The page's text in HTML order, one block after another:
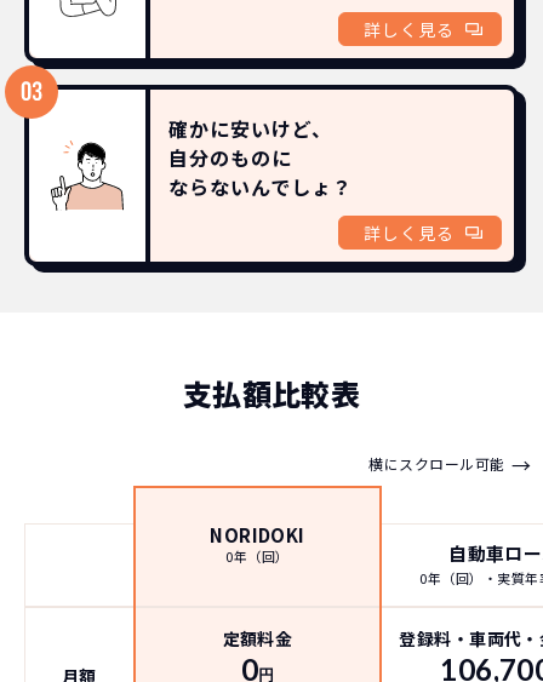
詳しく見る
確かに安いけど、
自分のものに
ならないんでしょ？
詳しく見る
支払額比較表
横にスクロール可能 →
NORIDOKI
0年（回） 自動車ロ
0年（回）・実質
月額
定額料金
0円
登録料・車両代